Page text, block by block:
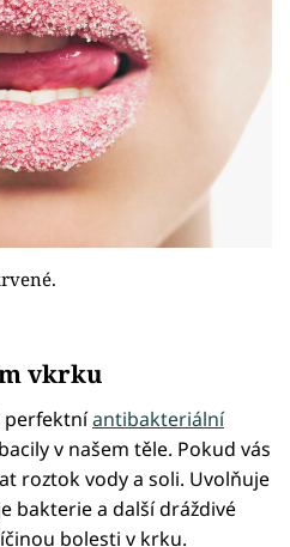
vkrku
perfektníantibakteriální
v našem těle. Pokud vás
roztok vody a soli. Uvolňuje
bakterie a další dráždivé
bolesti v krku.